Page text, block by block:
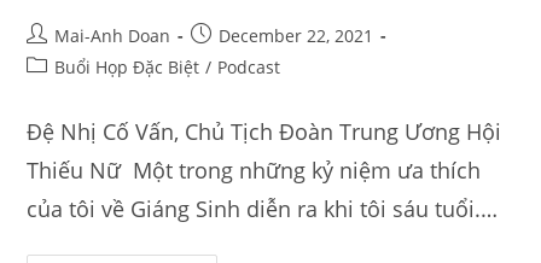
Mai-Anh Doan
December 22, 2021
Buổi Họp Đặc Biệt / Podcast
Đệ Nhị Cố Vấn, Chủ Tịch Đoàn Trung Ương Hội
Thiếu Nữ Một trong những kỷ niệm ưa thích
của tôi về Giáng Sinh diễn ra khi tôi sáu tuổi.…